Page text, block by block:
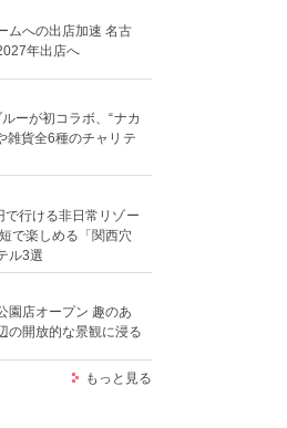
ムへの出店加速 名古
年出店へ
ーが初コラボ、“ナカ
雑貨全6種のチャリテ
で行ける非日常リゾー
で楽しめる「関西穴
ル3選
園店オープン 趣のあ
の開放的な景観に浸る
もっと見る